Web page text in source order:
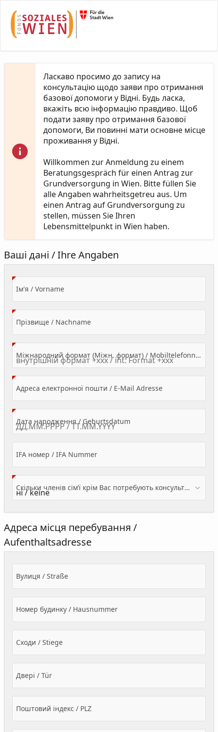
Ласкаво просимо до запису на
консультацію щодо заяви про отримання
базової допомоги у Відні. Будь ласка,
вкажіть всю інформацію правдиво. Щоб
подати заяву про отримання базової
допомоги, Ви повинні мати основне місце
проживання у Відні.
Willkommen zur Anmeldung zu einem
Beratungsgespräch für einen Antrag zur
Grundversorgung in Wien. Bitte füllen Sie
alle Angaben wahrheitsgetreu aus. Um
einen Antrag auf Grundversorgung zu
stellen, müssen Sie Ihren
Lebensmittelpunkt in Wien haben.
Ваші дані / Ihre Angaben
Ім'я / Vorname(Value Required)
Прізвище / Nachname(Value Required)
Міжнародний формат (Міжн. формат) / Mobiltelefonnummer
Адреса електронної пошти / E-Mail Adresse(Value Required)
Дата народження / Geburtsdatum
IFA номер / IFA Nummer
Скільки членів сім’ї крім Вас потребують консультації? / Wieviele Familienmitglieder brauchen Beratung - zusätzlich zu Ihnen?
Адреса місця перебування /
Aufenthaltsadresse
Вулиця / Straße
Номер будинку / Hausnummer
Сходи / Stiege
Двері / Tür
Поштовий індекс / PLZ